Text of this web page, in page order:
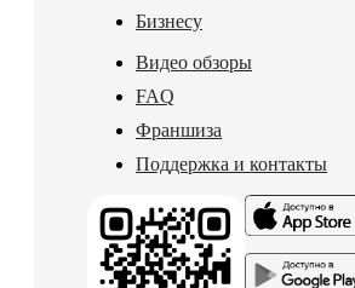
Бизнесу
Видео обзоры
FAQ
Франшиза
Поддержка и контакты